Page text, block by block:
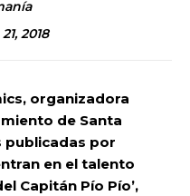
2018
organizadora
de Santa
publicadas por
en el talento
Capitán Pío Pío’,